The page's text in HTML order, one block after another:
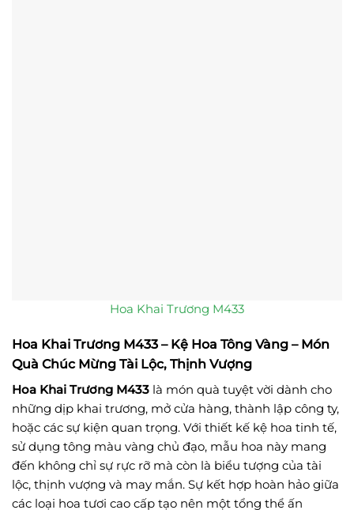
Hoa Khai Trương M433
Hoa Khai Trương M433 – Kệ Hoa Tông Vàng – Món
Quà Chúc Mừng Tài Lộc, Thịnh Vượng
Hoa Khai Trương M433 là món quà tuyệt vời dành cho
những dịp khai trương, mở cửa hàng, thành lập công ty,
hoặc các sự kiện quan trọng. Với thiết kế kệ hoa tinh tế,
sử dụng tông màu vàng chủ đạo, mẫu hoa này mang
đến không chỉ sự rực rỡ mà còn là biểu tượng của tài
lộc, thịnh vượng và may mắn. Sự kết hợp hoàn hảo giữa
các loại hoa tươi cao cấp tạo nên một tổng thể ấn